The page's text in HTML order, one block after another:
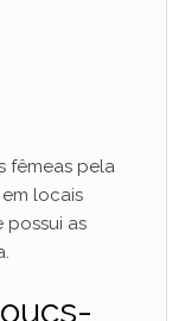
fêmeas pela
locais
possui as